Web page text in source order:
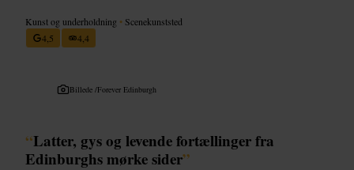
Kunst og underholdning • Scenekunststed
4,5
4,4
Billede /Forever Edinburgh
“Latter, gys og levende fortællinger fra
Edinburghs mørke sider”